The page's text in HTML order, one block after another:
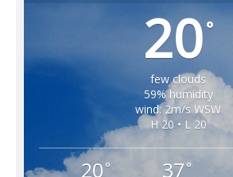
20°
few clouds
59% humidity
wind: 2m/s WSW
H 20 • L 20
20 ° 37°